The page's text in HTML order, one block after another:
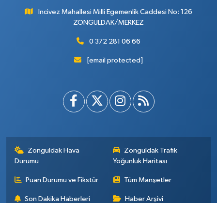
İncivez Mahallesi Milli Egemenlik Caddesi No: 126
ZONGULDAK/MERKEZ
0 372 281 06 66
[email protected]
Zonguldak Hava
Durumu
Zonguldak Trafik
Yoğunluk Haritası
Puan Durumu ve Fikstür Tüm Manşetler
Son Dakika Haberleri Haber Arşivi